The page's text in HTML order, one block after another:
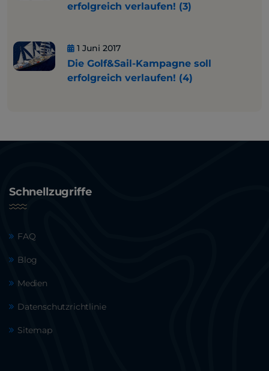
erfolgreich verlaufen! (3)
1 Juni 2017
Die Golf&Sail-Kampagne soll
erfolgreich verlaufen! (4)
Schnellzugriffe
FAQ
Blog
Medien
Datenschutzrichtlinie
Sitemap